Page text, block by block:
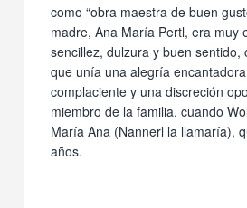
como “obra maestra de buen
madre, Ana María Pertl, era muy
sencillez, dulzura y buen sentido,
que unía una alegría
complaciente y una discreción
miembro de la familia, cuando
María Ana (Nannerl la llamaría),
años.